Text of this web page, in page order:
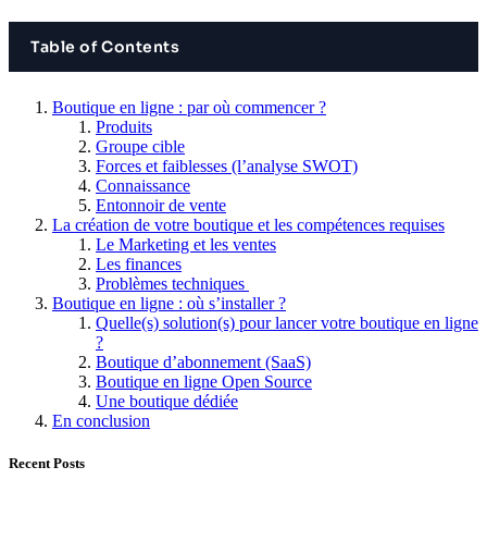
Table of Contents
Boutique en ligne : par où commencer ?
Produits
Groupe cible
Forces et faiblesses (l’analyse SWOT)
Connaissance
Entonnoir de vente
La création de votre boutique et les compétences requises
Le Marketing et les ventes
Les finances
Problèmes techniques
Boutique en ligne : où s’installer ?
Quelle(s) solution(s) pour lancer votre boutique en ligne
?
Boutique d’abonnement (SaaS)
Boutique en ligne Open Source
Une boutique dédiée
En conclusion
Recent Posts